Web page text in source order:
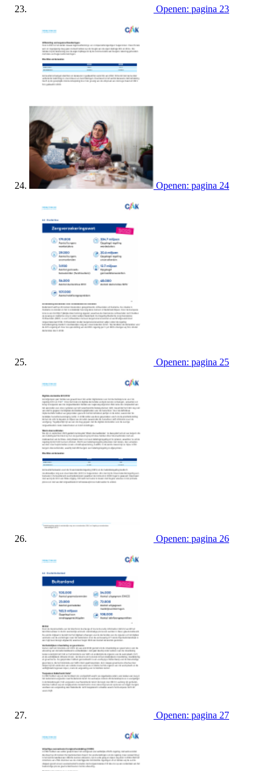
Openen: pagina 23
Openen: pagina 24
Openen: pagina 25
Openen: pagina 26
Openen: pagina 27